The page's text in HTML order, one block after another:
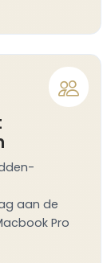
aan de
Pro